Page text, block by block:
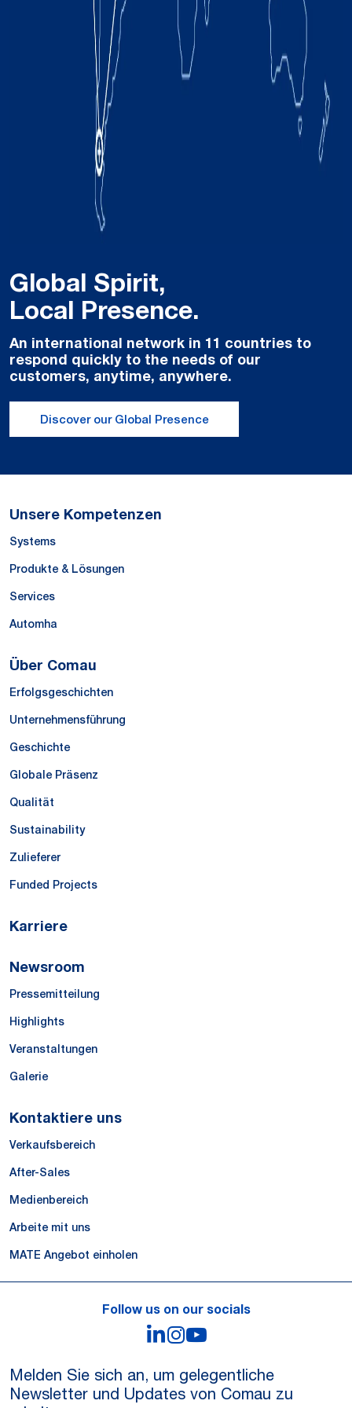
Global Spirit,
Local Presence.
An international network in 11 countries to
respond quickly to the needs of our
customers, anytime, anywhere.
Discover our Global Presence
Unsere Kompetenzen
Systems
Produkte & Lösungen
Services
Automha
Über Comau
Erfolgsgeschichten
Unternehmensführung
Geschichte
Globale Präsenz
Qualität
Sustainability
Zulieferer
Funded Projects
Karriere
Newsroom
Pressemitteilung
Highlights
Veranstaltungen
Galerie
Kontaktiere uns
Verkaufsbereich
After-Sales
Medienbereich
Arbeite mit uns
MATE Angebot einholen
Follow us on our socials
LinkedIn
Instagram
Melden Sie sich an, um gelegentliche
Newsletter und Updates von Comau zu